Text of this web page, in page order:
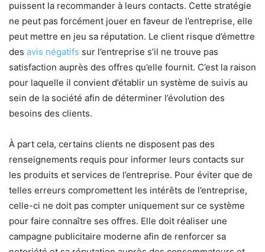
puissent la recommander à leurs contacts. Cette stratégie
ne peut pas forcément jouer en faveur de l’entreprise, elle
peut mettre en jeu sa réputation. Le client risque d’émettre
des avis négatifs sur l’entreprise s’il ne trouve pas
satisfaction auprès des offres qu’elle fournit. C’est la raison
pour laquelle il convient d’établir un système de suivis au
sein de la société afin de déterminer l’évolution des
besoins des clients.
À part cela, certains clients ne disposent pas des
renseignements requis pour informer leurs contacts sur
les produits et services de l’entreprise. Pour éviter que de
telles erreurs compromettent les intérêts de l’entreprise,
celle-ci ne doit pas compter uniquement sur ce système
pour faire connaître ses offres. Elle doit réaliser une
campagne publicitaire moderne afin de renforcer sa